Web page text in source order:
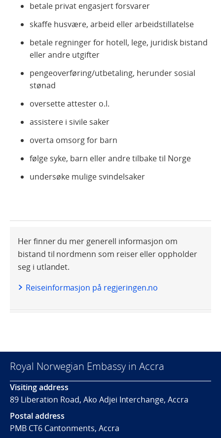
betale privat engasjert forsvarer
skaffe husvære, arbeid eller arbeidstillatelse
betale regninger for hotell, lege, juridisk bistand
eller andre utgifter
pengeoverføring/utbetaling, herunder sosial
stønad
oversette attester o.l.
assistere i sivile saker
overta omsorg for barn
følge syke, barn eller andre tilbake til Norge
undersøke mulige svindelsaker
Her finner du mer generell informasjon om
bistand til nordmenn som reiser eller oppholder
seg i utlandet.
Reiseinformasjon på regjeringen.no
Royal Norwegian Embassy in Accra
Visiting address
89 Liberation Road, Ako Adjei Interchange, Accra
Postal address
PMB CT6 Cantonments, Accra